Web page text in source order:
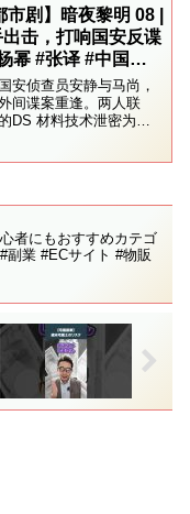
市剧】暗夜黎明 08 |
击，打响国安反谍
幂 #张译 #中国电
安侦查员安静与马尚，
间谍案重逢。两人联
DS 材料技术泄密为突
者にもおすすめカテゴ
副業 #ECサイト #物販